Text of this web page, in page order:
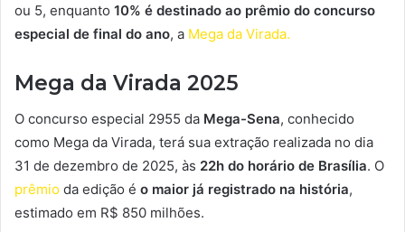
ou 5, enquanto 10% é destinado ao prêmio do concurso
especial de final do ano, a Mega da Virada.
Mega da Virada 2025
O concurso especial 2955 da Mega-Sena, conhecido
como Mega da Virada, terá sua extração realizada no dia
31 de dezembro de 2025, às 22h do horário de Brasília. O
prêmio da edição é o maior já registrado na história,
estimado em R$ 850 milhões.